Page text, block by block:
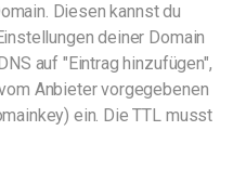
Diesen kannst du
deiner Domain
auf "Eintrag hinzufügen",
Anbieter vorgegebenen
ein. Die TTL musst